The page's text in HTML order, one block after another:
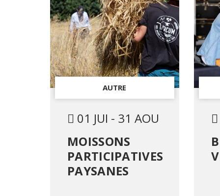
AUTRE
01 JUI - 31 AOU
MOISSONS
PARTICIPATIVES
PAYSANES